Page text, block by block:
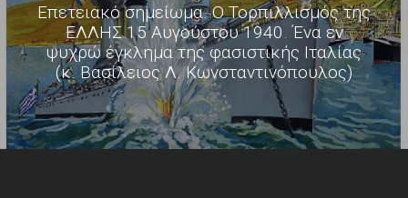
Επετειακό σημείωμα. Ο Τορπιλλισμός της
ΕΛΛΗΣ 15 Αυγούστου 1940. Ένα εν
ψυχρώ έγκλημα της φασιστικής Ιταλίας
(κ. Βασίλειος Λ. Κωνσταντινόπουλος)